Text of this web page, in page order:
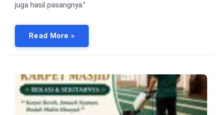
juga hasil pasangnya.”
Read More »